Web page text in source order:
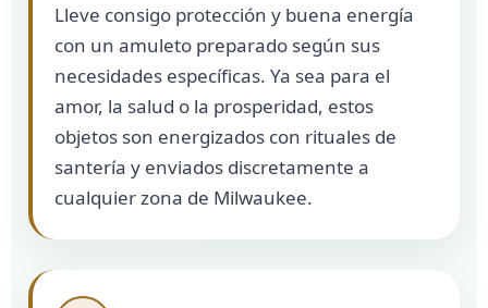
Lleve consigo protección y buena energía
con un amuleto preparado según sus
necesidades específicas. Ya sea para el
amor, la salud o la prosperidad, estos
objetos son energizados con rituales de
santería y enviados discretamente a
cualquier zona de Milwaukee.